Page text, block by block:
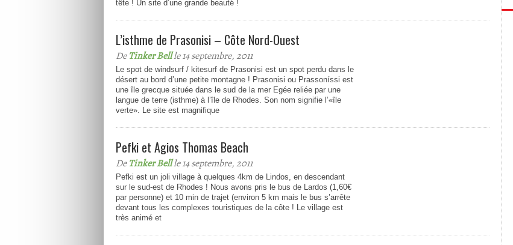
tête ! Un site d’une grande beauté !
L’isthme de Prasonisi – Côte Nord-Ouest
DeTinker Bellle 14 septembre, 2011
Le spot de windsurf / kitesurf de Prasonisi est un spot perdu dans le
désert au bord d’une petite montagne ! Prasonisi ou Prassoníssi est
une île grecque située dans le sud de la mer Egée reliée par une
langue de terre (isthme) à l’île de Rhodes. Son nom signifie l’«île
verte». Le site est magnifique
Pefki et Agios Thomas Beach
DeTinker Bellle 14 septembre, 2011
Pefki est un joli village à quelques 4km de Lindos, en descendant
sur le sud-est de Rhodes ! Nous avons pris le bus de Lardos (1,60€
par personne) et 10 min de trajet (environ 5 km mais le bus s’arrête
devant tous les complexes touristiques de la côte ! Le village est
très animé et